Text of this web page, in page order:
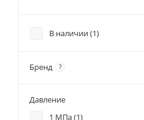
В наличии (1)
Бренд ?
Давление
1 МПа (1)